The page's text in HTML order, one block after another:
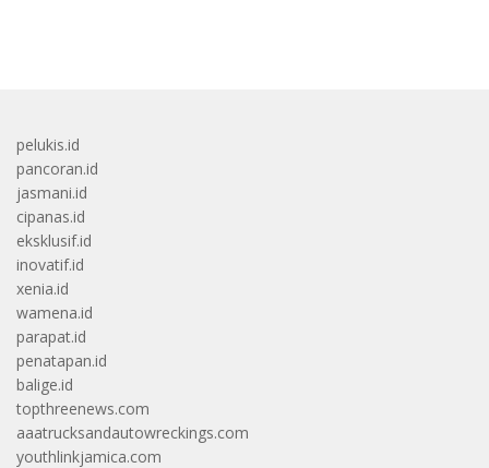
pelukis.id
pancoran.id
jasmani.id
cipanas.id
eksklusif.id
inovatif.id
xenia.id
wamena.id
parapat.id
penatapan.id
balige.id
topthreenews.com
aaatrucksandautowreckings.com
youthlinkjamica.com